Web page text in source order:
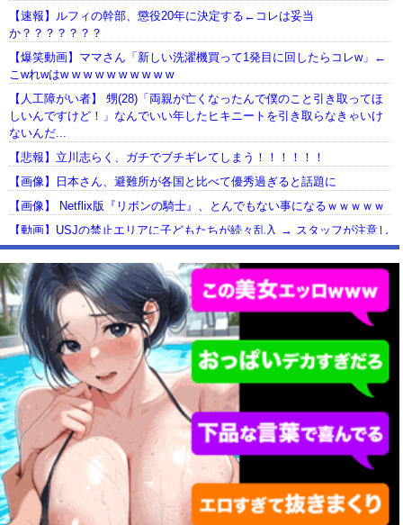
【速報】ルフィの幹部、懲役20年に決定する←コレは妥当
か？？？？？？？
【爆笑動画】ママさん「新しい洗濯機買って1発目に回したらコレw」←
こwれwはw w w w w w w w w w
【人工障がい者】 甥(28)「両親が亡くなったんで僕のこと引き取ってほ
しいんですけど！」なんでいい年したヒキニートを引き取らなきゃいけ
ないんだ...
【悲報】立川志らく、ガチでブチギレてしまう！！！！！！
【画像】日本さん、避難所が各国と比べて優秀過ぎると話題に
【画像】 Netflix版『リボンの騎士』、とんでもない事になるｗｗｗｗｗ
【動画】USJの禁止エリアに子どもたちが続々乱入 → スタッフが注意し
ても止まらない事態に
Powered by livedoor 相互RSS